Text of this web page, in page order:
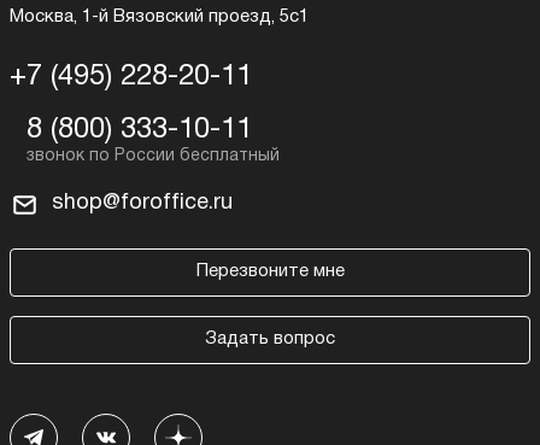
Москва, 1-й Вязовский проезд, 5с1
+7 (495) 228-20-11
8 (800) 333-10-11
shop@foroffice.ru
Перезвоните мне
Задать вопрос